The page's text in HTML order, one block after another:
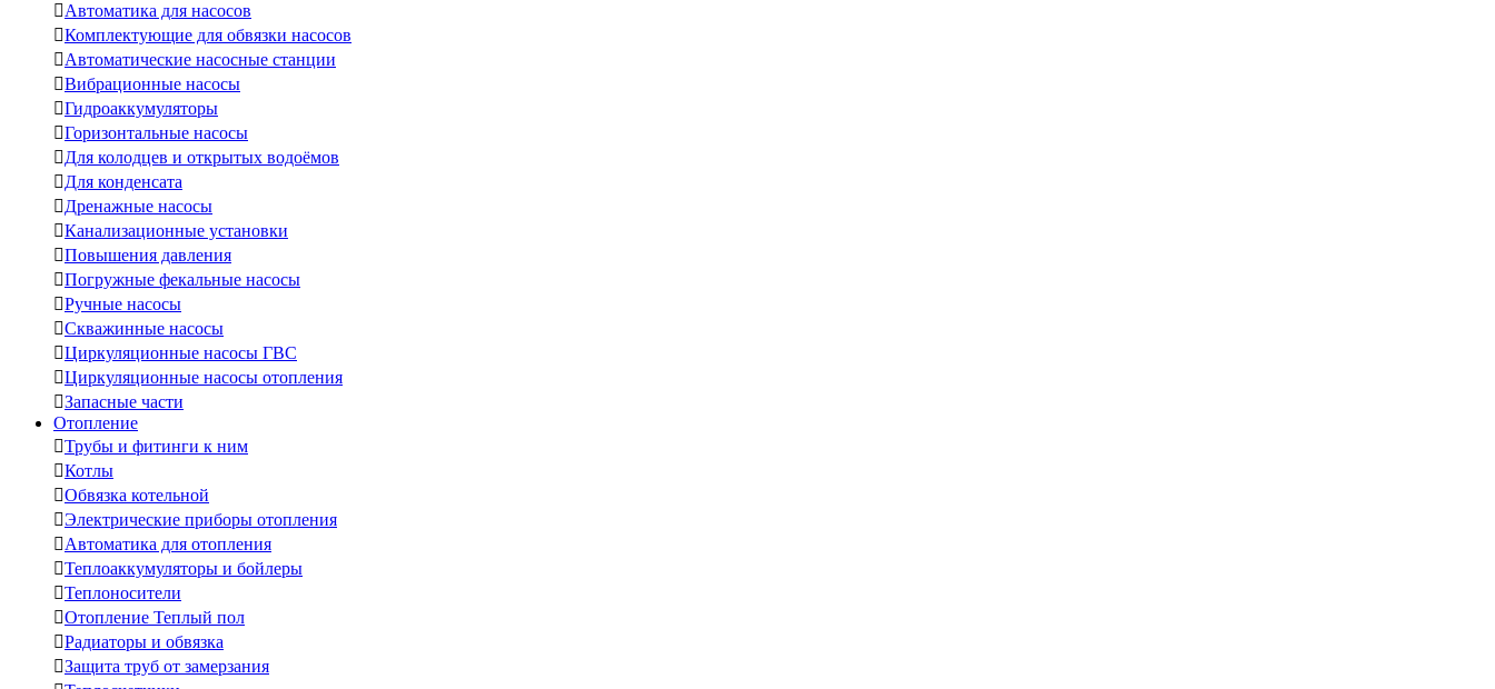
Автоматика для насосов
Комплектующие для обвязки насосов
Автоматические насосные станции
Вибрационные насосы
Гидроаккумуляторы
Горизонтальные насосы
Для колодцев и открытых водоёмов
Для конденсата
Дренажные насосы
Канализационные установки
Повышения давления
Погружные фекальные насосы
Ручные насосы
Скважинные насосы
Циркуляционные насосы ГВС
Циркуляционные насосы отопления
Запасные части
Отопление
Трубы и фитинги к ним
Котлы
Обвязка котельной
Электрические приборы отопления
Автоматика для отопления
Теплоаккумуляторы и бойлеры
Теплоносители
Отопление Теплый пол
Радиаторы и обвязка
Защита труб от замерзания